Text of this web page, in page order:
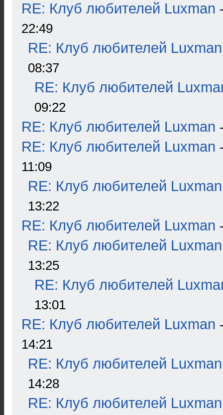
RE: Клуб любителей Luxman
22:49
RE: Клуб любителей Luxman
08:37
RE: Клуб любителей
09:22
RE: Клуб любителей Luxman
RE: Клуб любителей Luxman
11:09
RE: Клуб любителей Luxman
13:22
RE: Клуб любителей Luxman
RE: Клуб любителей Luxman
13:25
RE: Клуб любителей
13:01
RE: Клуб любителей Luxman
14:21
RE: Клуб любителей Luxman
14:28
RE: Клуб любителей Luxman